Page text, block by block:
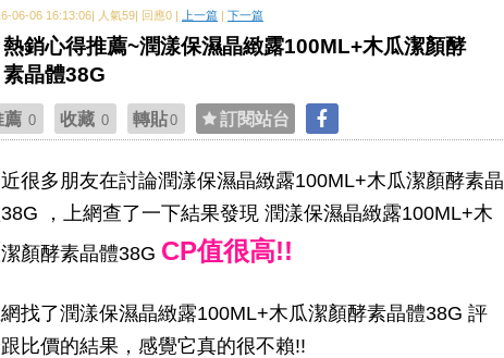
06-06 16:13:06| 人氣59| 回應0 | 上一篇 | 下一篇
熱銷心得推薦~潤漾保濕晶緻露100ML+木瓜潔顏酵
素晶體38G
薦 0 收藏 0 轉貼0 訂閱站台
很多朋友在討論潤漾保濕晶緻露100ML+木瓜潔顏酵素晶
，上網查了一下結果發現 潤漾保濕晶緻露100ML+木
顏酵素晶體38G CP值很高!!
找了潤漾保濕晶緻露100ML+木瓜潔顏酵素晶體38G 評
比價的結果，感覺它真的很不賴!!